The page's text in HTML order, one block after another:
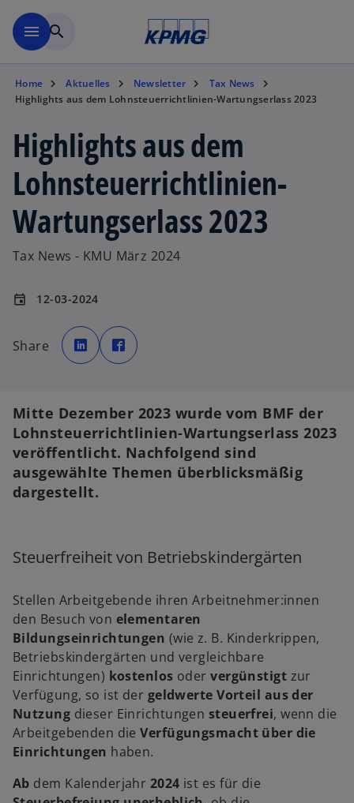
menu search
Home Aktuelles Newsletter
Tax News
Highlights aus dem Lohnsteuerrichtlinien-Wartungserlass 2023
Highlights aus dem
Lohnsteuerrichtlinien-
Wartungserlass 2023
Tax News - KMU März 2024
event 12-03-2024
Share
w
i
r
d
e
n
u
e
n
R
k
a
e
g
e
ö
f
f
n
e
t
i
r
n
e
r
n
u
e
n
R
k
a
e
g
e
ö
f
f
n
e
t
Mitte Dezember 2023 wurde vom BMF der
Lohnsteuerrichtlinien-Wartungserlass 2023
veröffentlicht. Nachfolgend sind
ausgewählte Themen überblicksmäßig
dargestellt.
Steuerfreiheit von Betriebskindergärten
Stellen Arbeitgebende ihren Arbeitnehmer:innen
den Besuch von elementaren
Bildungseinrichtungen (wie z. B. Kinderkrippen,
Betriebskindergärten und vergleichbare
Einrichtungen) kostenlos odervergünstigt zur
Verfügung, so ist der geldwerte Vorteil aus der
Nutzung dieser Einrichtungen steuerfrei, wenn die
Arbeitgebenden dieVerfügungsmacht über die
Einrichtungen haben.
Ab dem Kalenderjahr 2024 ist es für die